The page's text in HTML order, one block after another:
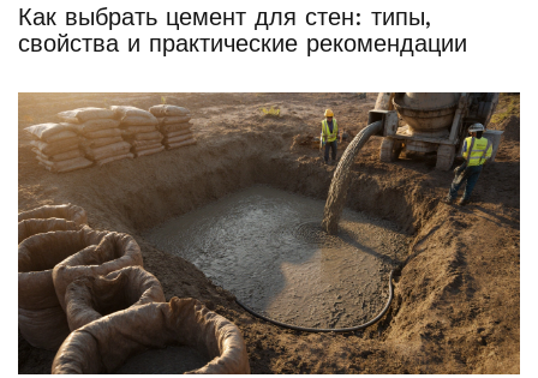
Как выбрать цемент для стен: типы,
свойства и практические рекомендации